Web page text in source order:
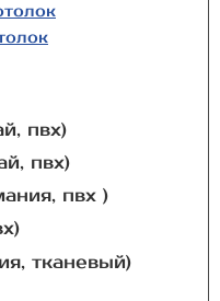
пвх)
пвх)
пвх )
тканевый)